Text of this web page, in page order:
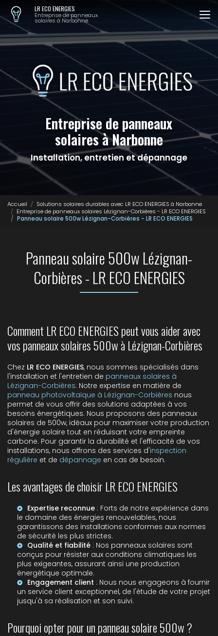
Aller
au
contenu
principal
LR ECO ENERGIES
Entreprise de panneaux
solaires à Narbonne
Entreprise de panneaux
solaires à Narbonne
Installation, entretien et dépannage
Accueil
Solutions solaires durables avec LR ECO ENERGIES à Narbonne
Entreprise de panneaux solaires Lézignan-Corbières - LR ECO ENERGIES
Panneau solaire 500w Lézignan-Corbières - LR ECO ENERGIES
Panneau solaire 500w Lézignan-
Corbières - LR ECO ENERGIES
Comment LR ECO ENERGIES peut vous aider avec
vos panneaux solaires 500w à Lézignan-Corbières
Chez LR ECO ENERGIES, nous sommes spécialisés dans
l'installation et l'entretien de panneaux solaires à
Lézignan-Corbières. Notre expertise en matière de
panneau photovoltaïque à Lézignan-Corbières nous
permet de vous offrir des solutions adaptées à vos
besoins énergétiques. Nous proposons des panneaux
solaires de 500w, idéaux pour maximiser votre production
d'énergie solaire tout en réduisant votre empreinte
carbone. Pour garantir la durabilité et l'efficacité de vos
installations, nous offrons des services d'inspection
régulière et de dépannage en cas de besoin.
Les avantages de choisir LR ECO ENERGIES
Expertise reconnue : Forts de notre expérience dans
le domaine des énergies renouvelables, nous
garantissons des installations conformes aux normes
de sécurité les plus strictes.
Qualité et fiabilité : Nos panneaux solaires sont
conçus pour résister aux conditions climatiques les
plus exigeantes, assurant ainsi une production
énergétique optimale.
Engagement client : Nous nous engageons à fournir
un service client exceptionnel, de l'étude de votre projet
jusqu'à sa réalisation et son suivi.
Pourquoi opter pour un panneau solaire 500w ?